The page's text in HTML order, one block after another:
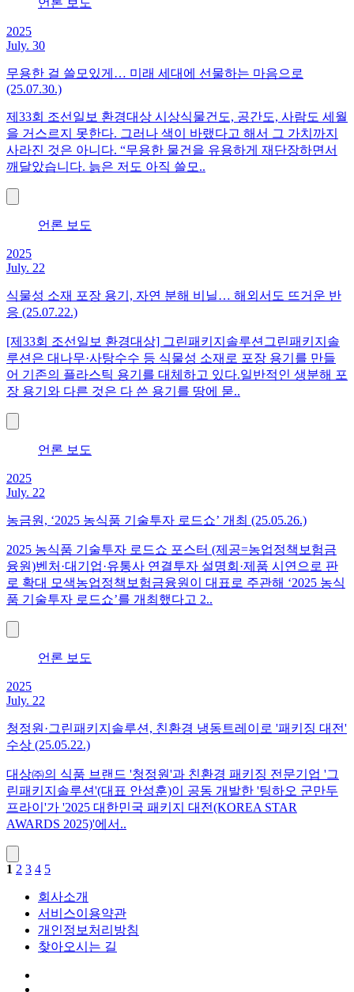
2025
July. 30
무용한 걸 쓸모있게… 미래 세대에 선물하는 마음으로
(25.07.30.)
제33회 조선일보 환경대상 시상식물건도, 공간도, 사람도 세월
을 거스르지 못한다. 그러나 색이 바랬다고 해서 그 가치까지
사라진 것은 아니다. “무용한 물건을 유용하게 재단장하면서
깨달았습니다. 늙은 저도 아직 쓸모..
언론 보도
2025
July. 22
식물성 소재 포장 용기, 자연 분해 비닐… 해외서도 뜨거운 반
응 (25.07.22.)
[제33회 조선일보 환경대상] 그린패키지솔루션그린패키지솔
루션은 대나무·사탕수수 등 식물성 소재로 포장 용기를 만들
어 기존의 플라스틱 용기를 대체하고 있다.일반적인 생분해 포
장 용기와 다른 것은 다 쓴 용기를 땅에 묻..
언론 보도
2025
July. 22
농금원, ‘2025 농식품 기술투자 로드쇼’ 개최 (25.05.26.)
2025 농식품 기술투자 로드쇼 포스터 (제공=농업정책보험금
융원)벤처·대기업·유통사 연결투자 설명회·제품 시연으로 판
로 확대 모색농업정책보험금융원이 대표로 주관해 ‘2025 농식
품 기술투자 로드쇼’를 개최했다고 2..
언론 보도
2025
July. 22
청정원·그린패키지솔루션, 친환경 냉동트레이로 '패키징 대전'
수상 (25.05.22.)
대상㈜의 식품 브랜드 '청정원'과 친환경 패키징 전문기업 '그
린패키지솔루션'(대표 안성훈)이 공동 개발한 '팅하오 군만두
프라이'가 '2025 대한민국 패키지 대전(KOREA STAR
AWARDS 2025)'에서..
1 2 3 4 5
회사소개
서비스이용약관
개인정보처리방침
찾아오시는 길